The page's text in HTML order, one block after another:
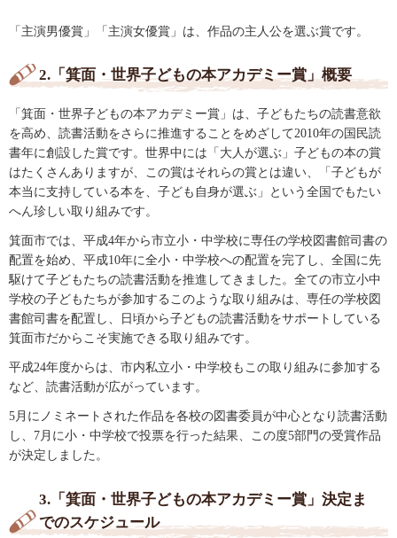
「主演男優賞」「主演女優賞」は、作品の主人公を選ぶ賞です。
2.「箕面・世界子どもの本アカデミー賞」概要
「箕面・世界子どもの本アカデミー賞」は、子どもたちの読書意欲
を高め、読書活動をさらに推進することをめざして2010年の国民読
書年に創設した賞です。世界中には「大人が選ぶ」子どもの本の賞
はたくさんありますが、この賞はそれらの賞とは違い、「子どもが
本当に支持している本を、子ども自身が選ぶ」という全国でもたい
へん珍しい取り組みです。
箕面市では、平成4年から市立小・中学校に専任の学校図書館司書の
配置を始め、平成10年に全小・中学校への配置を完了し、全国に先
駆けて子どもたちの読書活動を推進してきました。全ての市立小中
学校の子どもたちが参加するこのような取り組みは、専任の学校図
書館司書を配置し、日頃から子どもの読書活動をサポートしている
箕面市だからこそ実施できる取り組みです。
平成24年度からは、市内私立小・中学校もこの取り組みに参加する
など、読書活動が広がっています。
5月にノミネートされた作品を各校の図書委員が中心となり読書活動
し、7月に小・中学校で投票を行った結果、この度5部門の受賞作品
が決定しました。
3.「箕面・世界子どもの本アカデミー賞」決定ま
でのスケジュール